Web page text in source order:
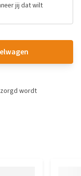
jij dat wilt
wordt